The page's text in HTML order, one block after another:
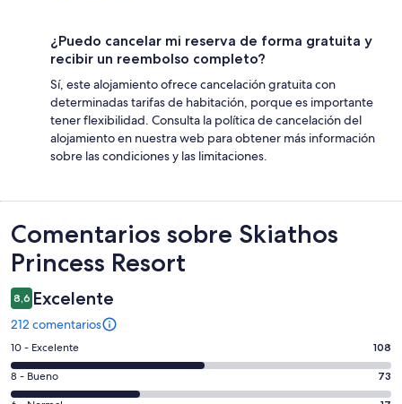
¿Puedo cancelar mi reserva de forma gratuita y
recibir un reembolso completo?
Sí, este alojamiento ofrece cancelación gratuita con
determinadas tarifas de habitación, porque es importante
tener flexibilidad. Consulta la política de cancelación del
alojamiento en nuestra web para obtener más información
sobre las condiciones y las limitaciones.
Comentarios
Comentarios sobre Skiathos
Princess Resort
8,6 Excelente
212 comentarios
108
comentarios
de
10 - Excelente 108
73
comentarios
8 - Bueno 73